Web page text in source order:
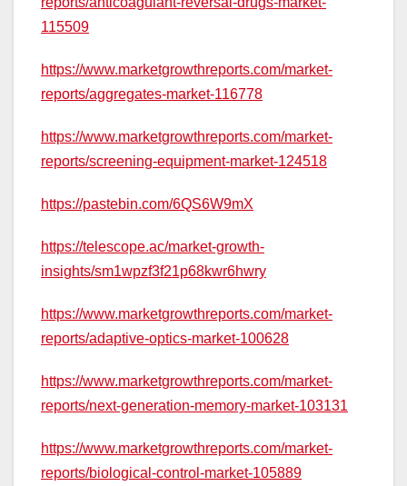
115509
https://www.marketgrowthreports.com/market-
reports/aggregates-market-116778
https://www.marketgrowthreports.com/market-
reports/screening-equipment-market-124518
https://pastebin.com/6QS6W9mX
https://telescope.ac/market-growth-
insights/sm1wpzf3f21p68kwr6hwry
https://www.marketgrowthreports.com/market-
reports/adaptive-optics-market-100628
https://www.marketgrowthreports.com/market-
reports/next-generation-memory-market-103131
https://www.marketgrowthreports.com/market-
reports/biological-control-market-105889